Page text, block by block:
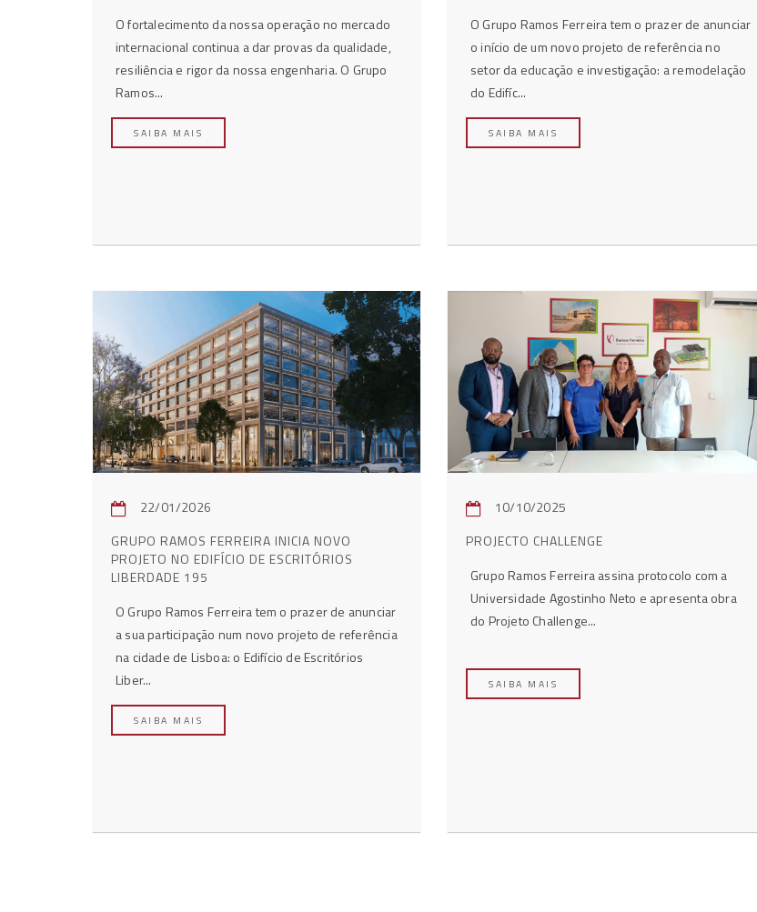
O fortalecimento da nossa operação no mercado
internacional continua a dar provas da qualidade,
resiliência e rigor da nossa engenharia. O Grupo
Ramos...
SAIBA MAIS
O Grupo Ramos Ferreira tem o prazer de anunciar
o início de um novo projeto de referência no
setor da educação e investigação: a remodelação
do Edifíc...
SAIBA MAIS
22/01/2026
GRUPO RAMOS FERREIRA INICIA NOVO
PROJETO NO EDIFÍCIO DE ESCRITÓRIOS
LIBERDADE 195
O Grupo Ramos Ferreira tem o prazer de anunciar
a sua participação num novo projeto de referência
na cidade de Lisboa: o Edifício de Escritórios
Liber...
SAIBA MAIS
10/10/2025
PROJECTO CHALLENGE
Grupo Ramos Ferreira assina protocolo com a
Universidade Agostinho Neto e apresenta obra
do Projeto Challenge...
SAIBA MAIS